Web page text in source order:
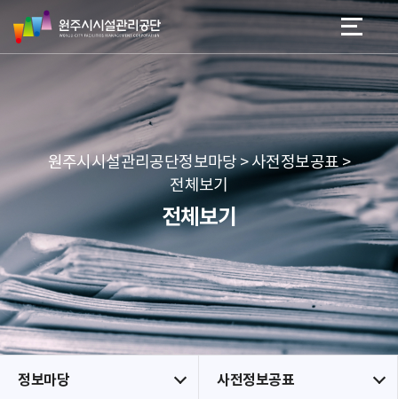
네
본문 바로가기
메뉴 바로가기
원
주
시
리
공
단
원주시시설관리공단정보마당 > 사전정보공표 >
전체보기
전체보기
정보마당 사전정보공표